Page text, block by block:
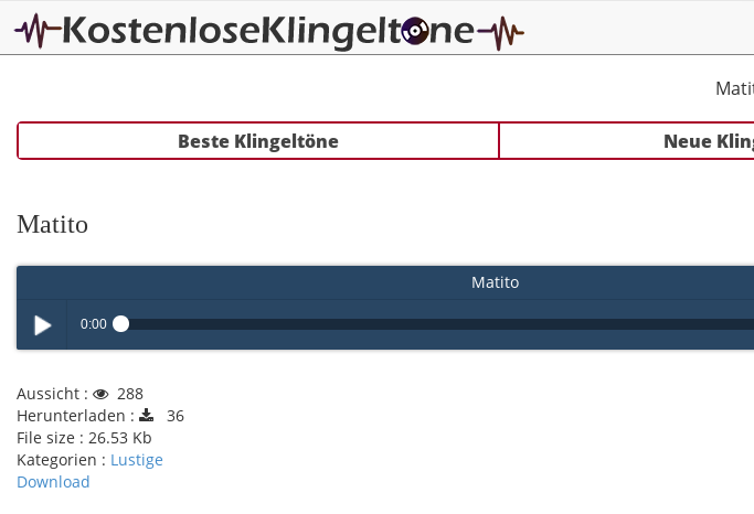
Beste Klingeltöne Neue
Matito
Matito
Play /
0:00
Aussicht :
288
Herunterladen :
36
File size : 26.53 Kb
Kategorien : Lustige
Download